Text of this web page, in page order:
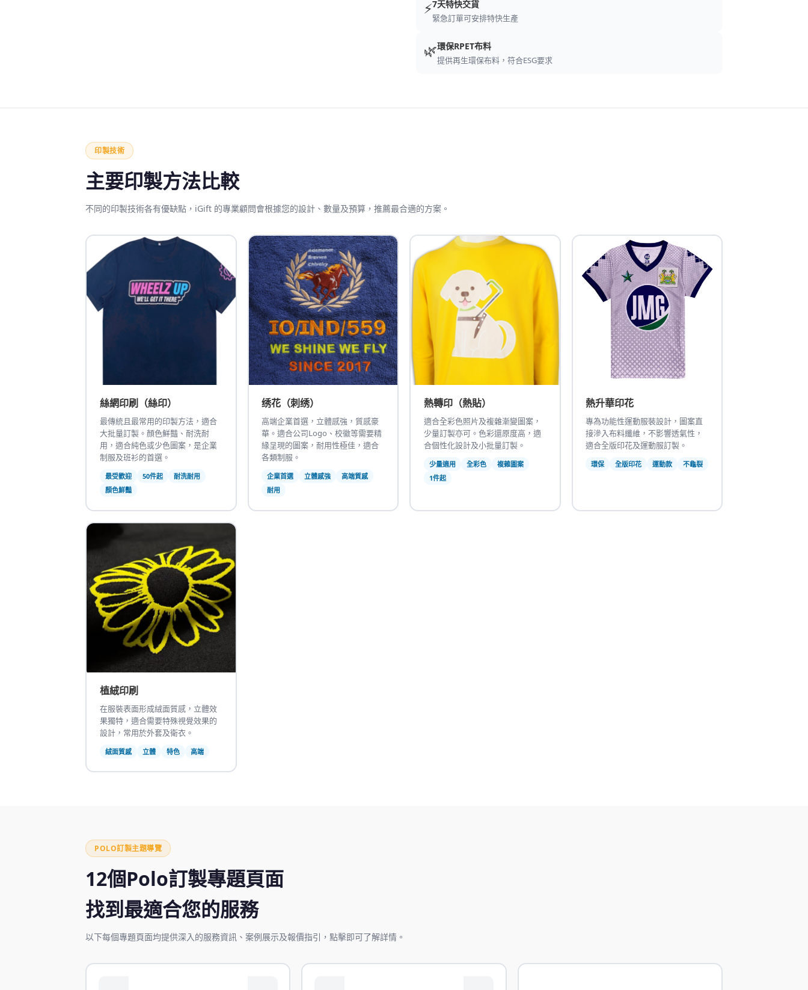
⚡7天特快交貨
緊急訂單可安排特快生產
🌿環保RPET布料
提供再生環保布料，符合ESG要求
印製技術
主要印製方法比較
不同的印製技術各有優缺點，iGift 的專業顧問會根據您的設計、數量及預算，推薦最合適的方案。
絲網印刷（絲印）
最傳統且最常用的印製方法，適合
大批量訂製。顏色鮮豔、耐洗耐
用，適合純色或少色圖案，是企業
制服及班衫的首選。
最受歡迎 50件起
耐洗耐用
顏色鮮豔
绣花（刺绣）
高端企業首選，立體感強，質感豪
華。適合公司Logo、校徽等需要精
緣呈現的圖案，耐用性極佳，適合
各類制服。
企業首選 立體感強
高端質感
耐用
熱轉印（熱貼）
適合全彩色照片及複雜漸變圖案，
少量訂製亦可。色彩還原度高，適
合個性化設計及小批量訂製。
少量適用 全彩色
複雜圖案
1件起
熱升華印花
專為功能性運動服裝設計，圖案直
接滲入布料纖維，不影響透氣性，
適合全版印花及運動服訂製。
環保 全版印花 運動款 不龜裂
植絨印刷
在服裝表面形成絨面質感，立體效
果獨特，適合需要特殊視覺效果的
設計，常用於外套及衛衣。
絨面質感 立體 特色 高端
POLO訂製主題導覽
12個Polo訂製專題頁面
找到最適合您的服務
以下每個專題頁面均提供深入的服務資訊、案例展示及報價指引，點擊即可了解詳情。